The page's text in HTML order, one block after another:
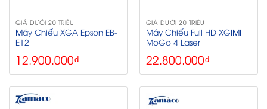
GIÁ DƯỚI 20 TRIỆU
Máy Chiếu XGA Epson EB-
E12
12.900.000₫
GIÁ DƯỚI 20 TRIỆU
Máy Chiếu Full HD XGIMI
MoGo 4 Laser
22.800.000₫